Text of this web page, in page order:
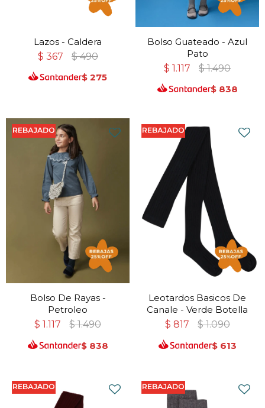
Lazos - Caldera
$ 367 $ 490
$ 275
Bolso Guateado - Azul
Pato
$ 1.117 $ 1.490
$ 838
Bolso De Rayas -
Petroleo
$ 1.117 $ 1.490
$ 838
Leotardos Basicos De
Canale - Verde Botella
$ 817 $ 1.090
$ 613